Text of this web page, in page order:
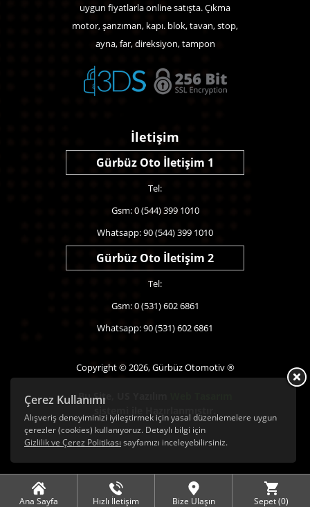
Ana Sayfa Hızlı İletişim Bize Ulaşın Sepet (0)
Çerez Kullanımı
Alışveriş deneyiminizi iyileştirmek için yasal düzenlemelere uygun
çerezler (cookies) kullanıyoruz. Detaylı bilgi için
Gizlilik ve Çerez Politikası sayfamızı inceleyebilirsiniz.
uygun fiyatlarla online satışta. Çıkma
motor, şanzıman, kapı. blok, tavan, stop,
ayna, far, direksiyon, tampon
İletişim
Gürbüz Oto İletişim 1
Tel:
Gsm: 0 (544) 399 1010
Whatsapp: 90 (544) 399 1010
Gürbüz Oto İletişim 2
Tel:
Gsm: 0 (531) 602 6861
Whatsapp: 90 (531) 602 6861
Copyright © 2026, Gürbüz Otomotiv ®
Bu Site,